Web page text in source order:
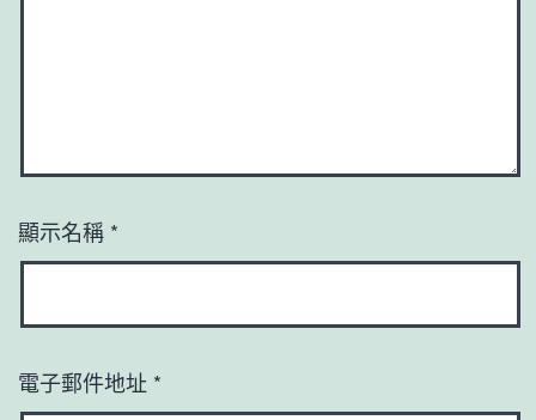
顯示名稱 *
電子郵件地址 *